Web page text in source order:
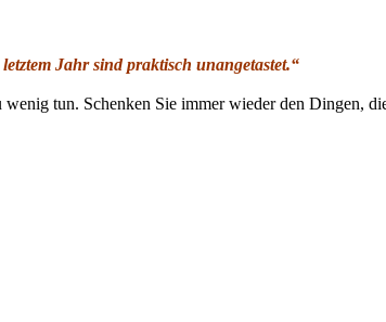
Jahr sind praktisch unangetastet.“
tun. Schenken Sie immer wieder den Dingen,